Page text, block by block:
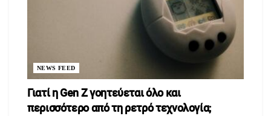
Τις σημαντικές
NEWS FEED
Γιατί η Gen Z γοητεύεται όλο και
περισσότερο από τη ρετρό τεχνολογία;